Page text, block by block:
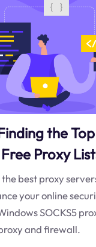
the
Proxy
best proxy
your online
SOCKS5
and firewall.